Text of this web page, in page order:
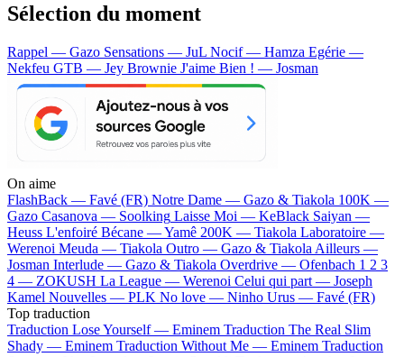
Sélection du moment
Rappel — Gazo Sensations — JuL Nocif — Hamza Egérie —
Nekfeu GTB — Jey Brownie J'aime Bien ! — Josman
On aime
FlashBack — Favé (FR) Notre Dame — Gazo & Tiakola 100K —
Gazo Casanova — Soolking Laisse Moi — KeBlack Saiyan —
Heuss L'enfoiré Bécane —Yamê 200K — Tiakola Laboratoire —
Werenoi Meuda — Tiakola Outro — Gazo & Tiakola Ailleurs —
Josman Interlude — Gazo & Tiakola Overdrive — Ofenbach 1 2 3
4 — ZOKUSH La League — Werenoi Celui qui part — Joseph
Kamel Nouvelles — PLK No love — Ninho Urus — Favé (FR)
Top traduction
Traduction Lose Yourself — Eminem Traduction The Real Slim
Shady — Eminem Traduction Without Me — Eminem Traduction